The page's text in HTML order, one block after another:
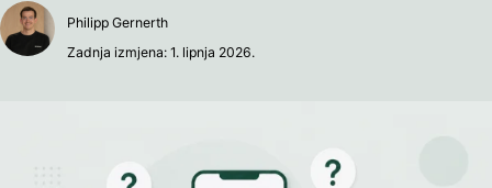
Philipp Gernerth
Zadnja izmjena: 1. lipnja 2026.